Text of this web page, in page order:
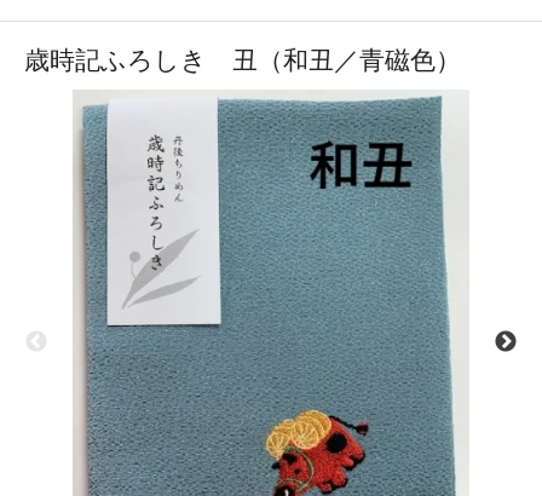
歳時記ふろしき 丑（和丑／青磁色）